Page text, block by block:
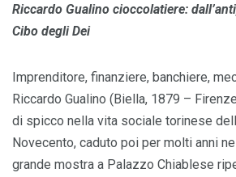
Riccardo Gualino cioccolatiere:
Cibo degli Dei
Imprenditore, finanziere, banchiere,
Riccardo Gualino (Biella, 1879 –
di spicco nella vita sociale torinese
Novecento, caduto poi per molti anni
grande mostra a Palazzo Chiablese